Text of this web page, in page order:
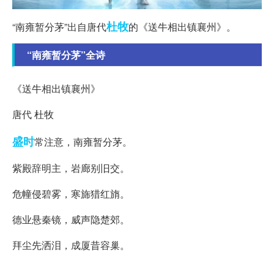
“南雍暂分茅”出自唐代杜牧的《送牛相出镇襄州》。
“南雍暂分茅”全诗
《送牛相出镇襄州》
唐代 杜牧
盛时常注意，南雍暂分茅。
紫殿辞明主，岩廊别旧交。
危幢侵碧雾，寒旆猎红旓。
德业悬秦镜，威声隐楚郊。
拜尘先洒泪，成厦昔容巢。